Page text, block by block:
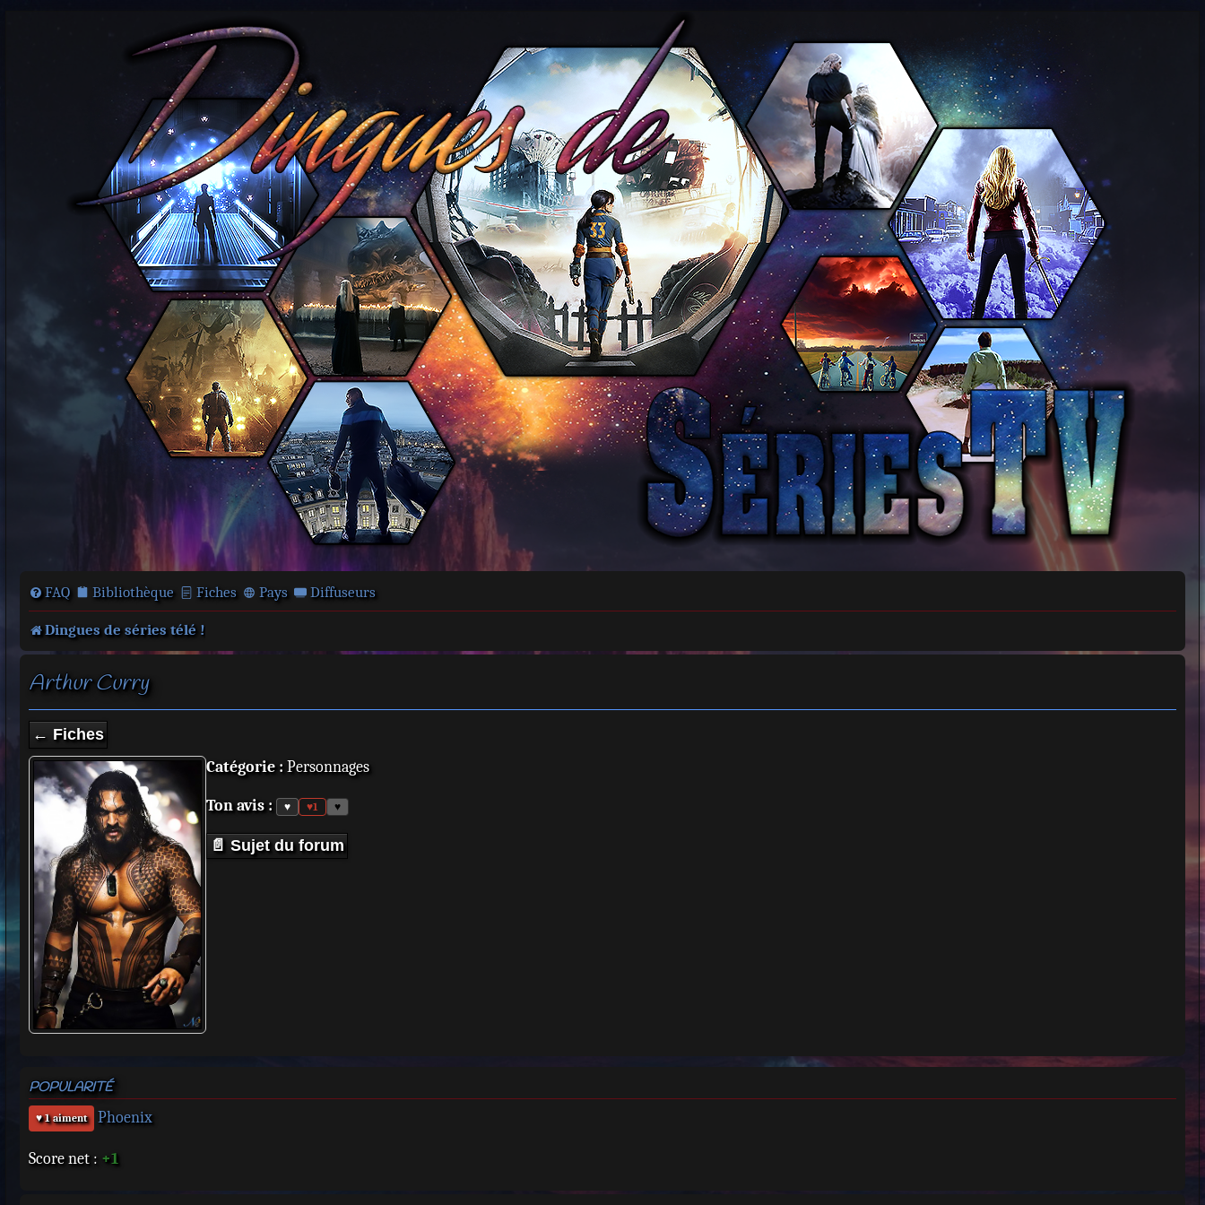
FAQ Bibliothèque Fiches Pays Diffuseurs
Dingues de séries télé !
Arthur Curry
← Fiches
Catégorie : Personnages
Ton avis : ♥ ♥1 ♥
📄 Sujet du forum
POPULARITÉ
♥ 1 aiment Phoenix
Score net : +1